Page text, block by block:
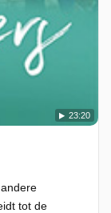
23:20
tot de